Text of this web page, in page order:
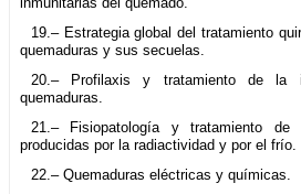
19.– Estrategia global del tratamiento
quemaduras y sus secuelas.
20.– Profilaxis y tratamiento de la
quemaduras.
21.– Fisiopatología y tratamiento de
producidas por la radiactividad y por el frío.
22.– Quemaduras eléctricas y químicas.